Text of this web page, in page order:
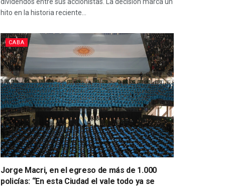
dividendos entre sus accionistas. La decisión marca un
hito en la historia reciente...
CABA
Jorge Macri, en el egreso de más de 1.000
policías: “En esta Ciudad el vale todo ya se